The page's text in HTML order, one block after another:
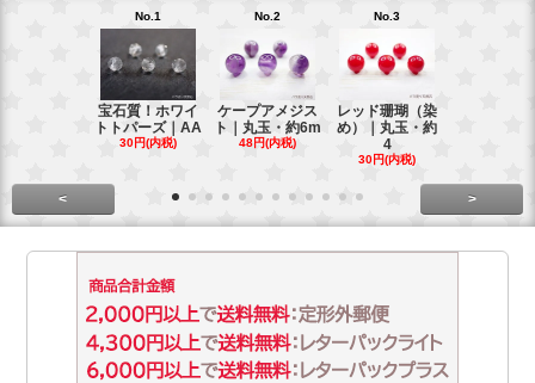
No.1
宝石質！ホワイ
トトパーズ｜AA
30円(内税)
No.2
ケープアメジス
ト｜丸玉・約6m
48円(内税)
No.3
レッド珊瑚（染
め）｜丸玉・約
4
30円(内税)
< >